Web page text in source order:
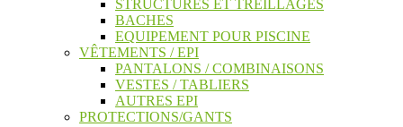
STRUCTURES ET TREILLAGES
BACHES
EQUIPEMENT POUR PISCINE
VÊTEMENTS / EPI
PANTALONS / COMBINAISONS
VESTES / TABLIERS
AUTRES EPI
PROTECTIONS/GANTS